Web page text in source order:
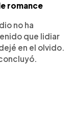
romance
no ha
que lidiar
en el olvido.